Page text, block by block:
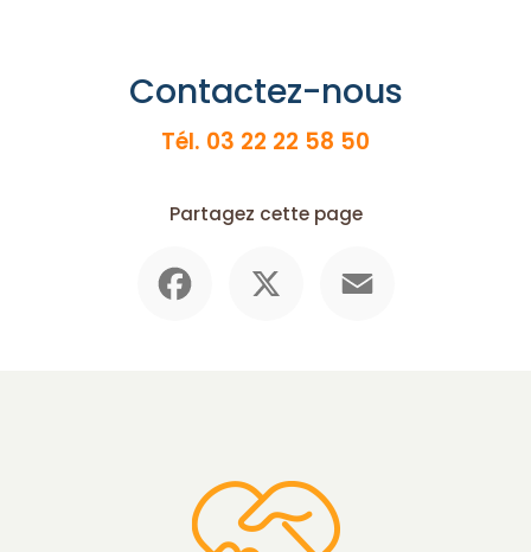
Contactez-nous
Tél. 03 22 22 58 50
Partagez cette page